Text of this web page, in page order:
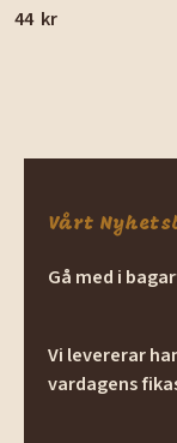
44 kr
Vårt
Gå med i
Vi levererar
vardagens